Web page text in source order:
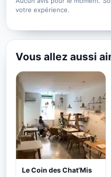
votre expérience.
Vous allez aussi
Le Coin des Chat’Mis